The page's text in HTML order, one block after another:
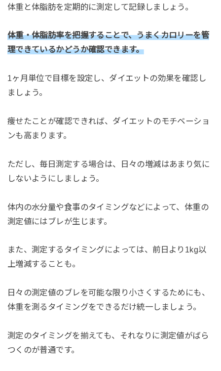
体重と体脂肪を定期的に測定して記録しましょう。
体重・体脂肪率を把握することで、うまくカロリーを管
理できているかどうか確認できます。
1ヶ月単位で目標を設定し、ダイエットの効果を確認し
ましょう。
痩せたことが確認できれば、ダイエットのモチベーショ
ンも高まります。
ただし、毎日測定する場合は、日々の増減はあまり気に
しないようにしましょう。
体内の水分量や食事のタイミングなどによって、体重の
測定値にはブレが生じます。
また、測定するタイミングによっては、前日より1kg以
上増減することも。
日々の測定値のブレを可能な限り小さくするためにも、
体重を測るタイミングをできるだけ統一しましょう。
測定のタイミングを揃えても、それなりに測定値がばら
つくのが普通です。